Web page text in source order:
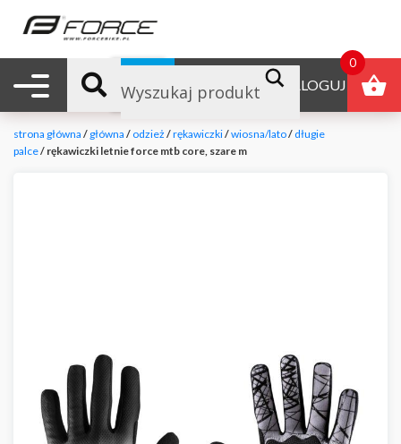
Nawigacja mobilna ZALOGUJ
B2B
strona główna / główna / odzież /rękawiczki/wiosna/lato/ długie
palce/ rękawiczki letnie force mtb core, szare m
0